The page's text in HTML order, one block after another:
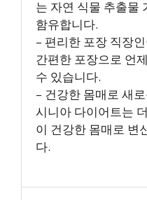
는 자연 식물 추출물
함유합니다.
– 편리한 포장 직장
간편한 포장으로 언
수 있습니다.
– 건강한 몸매로 새
시니아 다이어트는
이 건강한 몸매로 변
다.